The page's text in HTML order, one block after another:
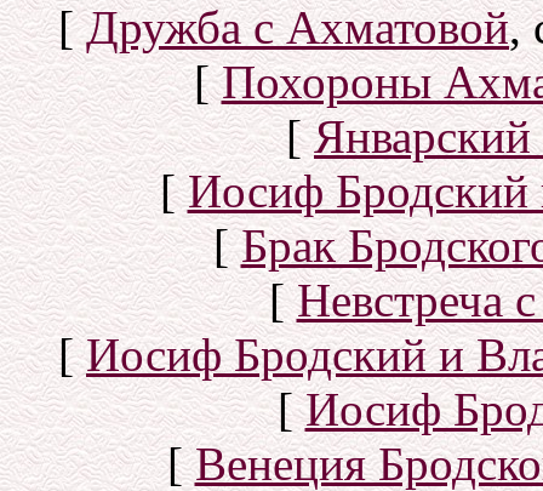
[Дружба с Ахматовой,
[Похороны
[Январский
[Иосиф Бродский
[Брак
[Невстреча
[Иосиф Бродский и
[Иосиф
[Венеция